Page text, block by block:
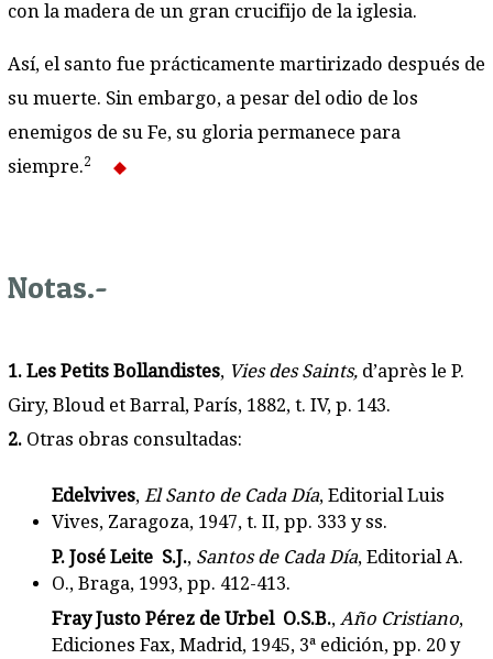
con la madera de un gran crucifijo de la iglesia.
Así, el santo fue prácticamente martirizado después de
su muerte. Sin embargo, a pesar del odio de los
enemigos de su Fe, su gloria permanece para
siempre.2
Notas.-
1. Les Petits Bollandistes, Vies des Saints, d’après le P.
Giry, Bloud et Barral, París, 1882, t. IV, p. 143.
2. Otras obras consultadas:
Edelvives, El Santo de Cada Día, Editorial Luis
Vives, Zaragoza, 1947, t. II, pp. 333 y ss.
P. José Leite S.J., Santos de Cada Día, Editorial A.
O., Braga, 1993, pp. 412-413.
Fray Justo Pérez de Urbel O.S.B., Año Cristiano,
Ediciones Fax, Madrid, 1945, 3ª edición, pp. 20 y